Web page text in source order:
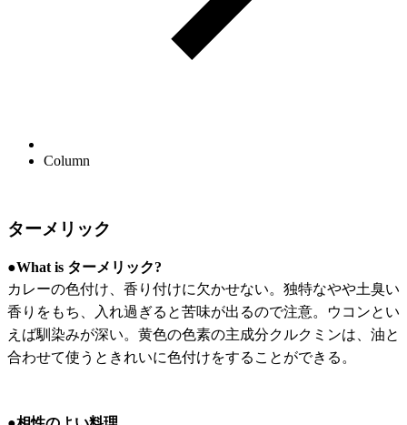
Column
ターメリック
●What is ターメリック?
カレーの色付け、香り付けに欠かせない。独特なやや土臭い
香りをもち、入れ過ぎると苦味が出るので注意。ウコンとい
えば馴染みが深い。黄色の色素の主成分クルクミンは、油と
合わせて使うときれいに色付けをすることができる。